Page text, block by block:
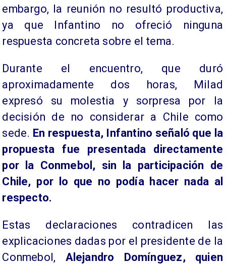
embargo, la reunión no resultó productiva,
ya que Infantino no ofreció ninguna
respuesta concreta sobre el tema.
Durante el encuentro, que duró
aproximadamente dos horas, Milad
expresó su molestia y sorpresa por la
decisión de no considerar a Chile como
sede. En respuesta, Infantino señaló que la
propuesta fue presentada directamente
por la Conmebol, sin la participación de
Chile, por lo que no podía hacer nada al
respecto.
Estas declaraciones contradicen las
explicaciones dadas por el presidente de la
Conmebol, Alejandro Domínguez, quien